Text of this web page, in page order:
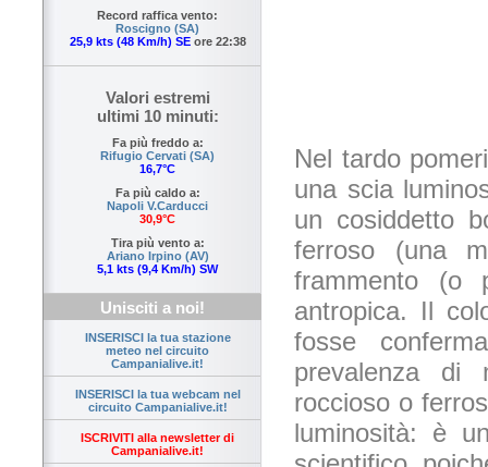
Record raffica vento:
Roscigno (SA)
25,9 kts (48 Km/h) SEore 22:38
Valori estremi
ultimi 10 minuti:
Fa più freddo a:
Rifugio Cervati (SA)
16,7°C
Fa più caldo a:
Napoli V.Carducci
30,9°C
Tira più vento a:
Ariano Irpino (AV)
5,1 kts (9,4 Km/h) SW
Unisciti a noi!
INSERISCI la tua stazione
meteo nel circuito
Campanialive.it!
INSERISCI la tua webcam nel
circuito Campanialive.it!
ISCRIVITI alla newsletter di
Campanialive.it!
Nel tardo
una scia
un cosiddetto
ferroso (una
frammento (o
antropica. Il
fosse
prevalenza di
roccioso o
luminosità: è